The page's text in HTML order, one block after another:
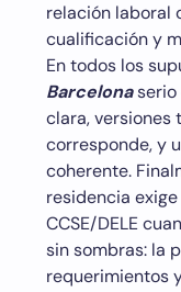
relación laboral
cualificación y
En todos los
Barcelonaserio
clara,
corresponde, y
coherente.
residencia
CCSE/DELE
sin sombras: la
requerimientos